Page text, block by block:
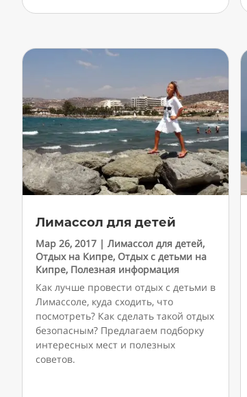
Лимассол для детей
Мар 26, 2017 | Лимассол для детей,
Отдых на Кипре, Отдых с детьми на
Кипре, Полезная информация
Как лучше провести отдых с детьми в
Лимассоле, куда сходить, что
посмотреть? Как сделать такой отдых
безопасным? Предлагаем подборку
интересных мест и полезных
советов.